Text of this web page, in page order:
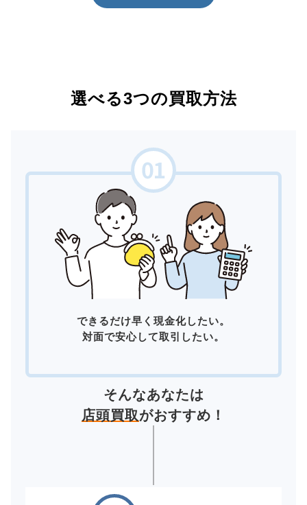
選べる3つの買取方法
できるだけ早く現金化したい。
対面で安心して取引したい。
そんなあなたは
店頭買取がおすすめ！